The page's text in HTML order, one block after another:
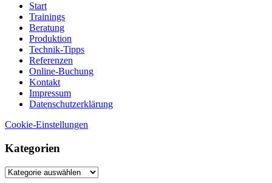
Start
Trainings
Beratung
Produktion
Technik-Tipps
Referenzen
Online-Buchung
Kontakt
Impressum
Datenschutzerklärung
Cookie-Einstellungen
Kategorien
Kategorien